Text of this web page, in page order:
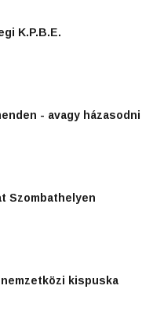
K.P.B.E.
- avagy házasodni
Szombathelyen
kispuska